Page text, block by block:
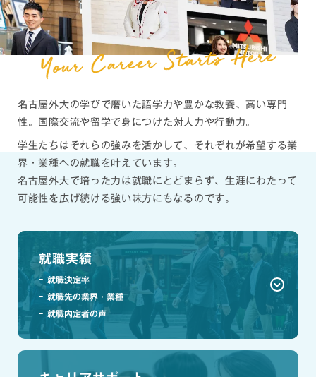
名古屋外大の学びで磨いた語学力や豊かな教養、高い専門
性。
国際交流や留学で身につけた対人力や行動力。
学生たちはそれらの強みを活かして、 それぞれが希望する業
界・業種への就職を叶えています。
名古屋外大で培った力は就職にとどまらず、 生涯にわたって
可能性を広げ続ける強い味方にもなるのです。
就職実績
就職決定率
就職先の業界・業種
就職内定者の声